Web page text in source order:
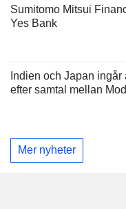
Sumitomo Mitsui
Yes Bank
Indien och Japan
efter samtal mellan
Mer nyheter